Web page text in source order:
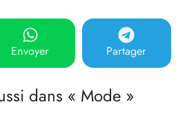
Envoyer Partager
dans « Mode »